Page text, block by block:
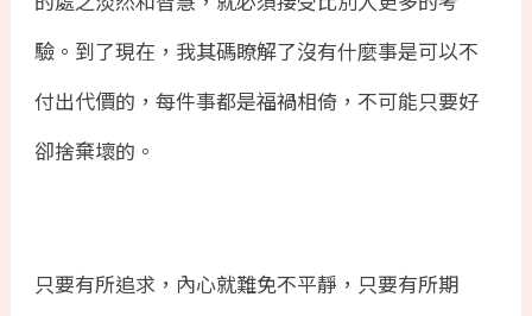
驗。到了現在，我其碼瞭解了沒有什麼事是可以不
付出代價的，每件事都是福禍相倚，不可能只要好
卻捨棄壞的。
只要有所追求，內心就難免不平靜，只要有所期